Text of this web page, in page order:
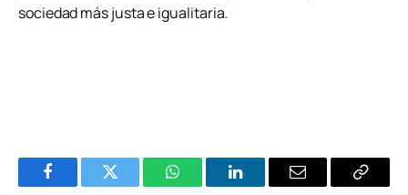
sociedad más justa e igualitaria.
FacebookTwitter WhatsAppLinkedInEmail
Copiar